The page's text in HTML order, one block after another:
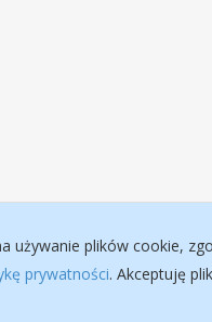
Projekt i wykonanie :
plików cookie,
prywatności. Akceptuję